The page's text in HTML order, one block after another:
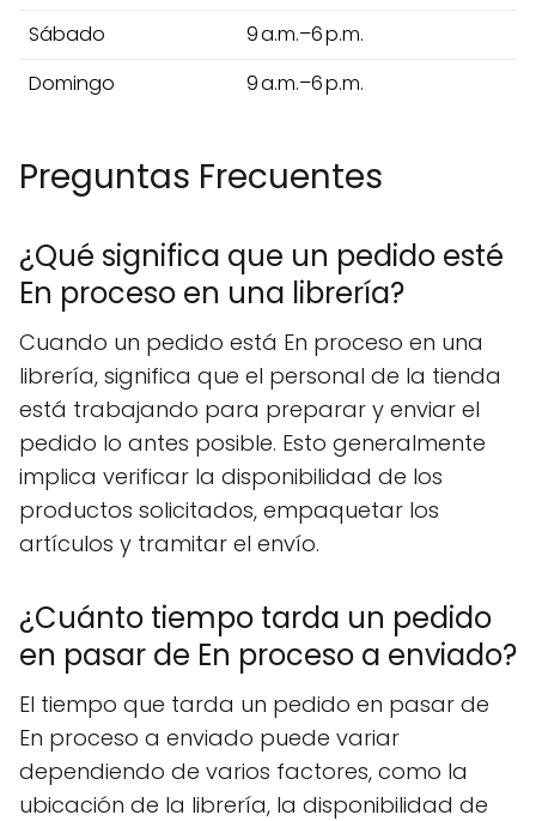
Sábado
9 a.m.–6 p.m.
Domingo
9 a.m.–6 p.m.
Preguntas Frecuentes
¿Qué significa que un pedido esté
En proceso en una librería?
Cuando un pedido está En proceso en una
librería, significa que el personal de la tienda
está trabajando para preparar y enviar el
pedido lo antes posible. Esto generalmente
implica verificar la disponibilidad de los
productos solicitados, empaquetar los
artículos y tramitar el envío.
¿Cuánto tiempo tarda un pedido
en pasar de En proceso a enviado?
El tiempo que tarda un pedido en pasar de
En proceso a enviado puede variar
dependiendo de varios factores, como la
ubicación de la librería, la disponibilidad de